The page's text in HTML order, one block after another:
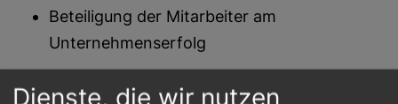
Beteiligung der Mitarbeiter am
Unternehmenserfolg
Sortiment
Dienste, die wir nutzen